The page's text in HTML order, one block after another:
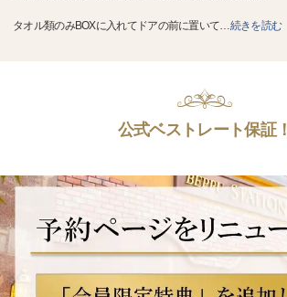
タオル類のみBOXに入れてドアの前に置いて…続きを読む
公式ベストレート保証！